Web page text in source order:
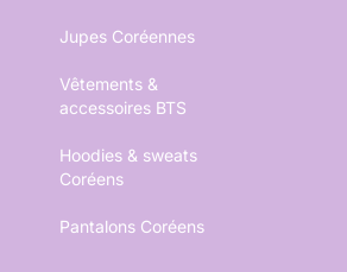
Jupes Coréennes
Vêtements &
accessoires BTS
Hoodies & sweats
Coréens
Pantalons Coréens